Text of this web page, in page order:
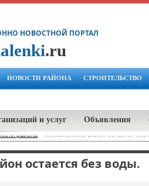
НОВОСТНОЙ ПОРТАЛ
.ru
НОВОСТИ РАЙОНА СТРОИТЕЛЬСТВО
и услуг Объявления
района Москаленский район остается без
остается без воды.